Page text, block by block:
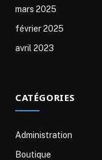
mars 2025
février 2025
avril 2023
CATÉGORIES
Administration
Boutique